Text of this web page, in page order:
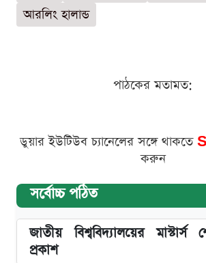
আরলিং হালান্ড
পাঠকের মতামত:
ডুয়ার ইউটিউব চ্যানেলের সঙ্গে থাকতে
করুন
সর্বোচ্চ পঠিত
জাতীয় বিশ্ববিদ্যালয়ের
প্রকাশ